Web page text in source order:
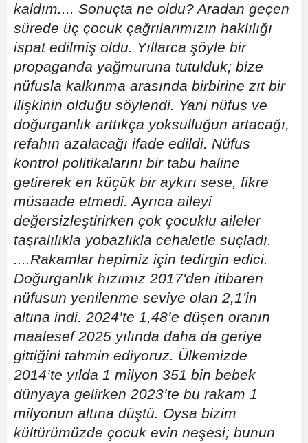
kaldım.... Sonuçta ne oldu? Aradan geçen
sürede üç çocuk çağrılarımızın haklılığı
ispat edilmiş oldu. Yıllarca şöyle bir
propaganda yağmuruna tutulduk; bize
nüfusla kalkınma arasında birbirine zıt bir
ilişkinin olduğu söylendi. Yani nüfus ve
doğurganlık arttıkça yoksulluğun artacağı,
refahın azalacağı ifade edildi. Nüfus
kontrol politikalarını bir tabu haline
getirerek en küçük bir aykırı sese, fikre
müsaade etmedi. Ayrıca aileyi
değersizleştirirken çok çocuklu aileler
taşralılıkla yobazlıkla cehaletle suçladı.
....Rakamlar hepimiz için tedirgin edici.
Doğurganlık hızımız 2017'den itibaren
nüfusun yenilenme seviye olan 2,1'in
altına indi. 2024’te 1,48’e düşen oranın
maalesef 2025 yılında daha da geriye
gittiğini tahmin ediyoruz. Ülkemizde
2014’te yılda 1 milyon 351 bin bebek
dünyaya gelirken 2023’te bu rakam 1
milyonun altına düştü. Oysa bizim
kültürümüzde çocuk evin neşesi; bunun